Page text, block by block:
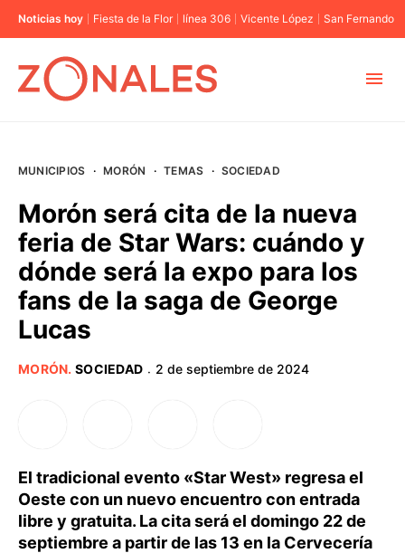
Noticias hoy Fiesta de la Flor línea 306 Vicente López San Fernando
BUENOS AIRES
PROVINCIAS
MUNICIPIOS · MORÓN · TEMAS · SOCIEDAD
Morón será cita de la nueva
feria de Star Wars: cuándo y
dónde será la expo para los
fans de la saga de George
Lucas
MORÓN. SOCIEDAD · 2 de septiembre de 2024
El tradicional evento «Star West» regresa el
Oeste con un nuevo encuentro con entrada
libre y gratuita. La cita será el domingo 22 de
septiembre a partir de las 13 en la Cervecería